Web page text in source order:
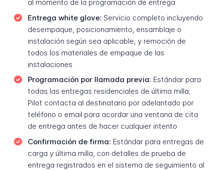
al momento de la programación de entrega
Entrega white glove: Servicio completo incluyendo
desempaque, posicionamiento, ensamblaje o
instalación según sea aplicable, y remoción de
todos los materiales de empaque de las
instalaciones
Programación por llamada previa: Estándar para
todas las entregas residenciales de última milla;
Pilot contacta al destinatario por adelantado por
teléfono o email para acordar una ventana de cita
de entrega antes de hacer cualquier intento
Confirmación de firma: Estándar para entregas de
carga y última milla, con detalles de prueba de
entrega registrados en el sistema de seguimiento al